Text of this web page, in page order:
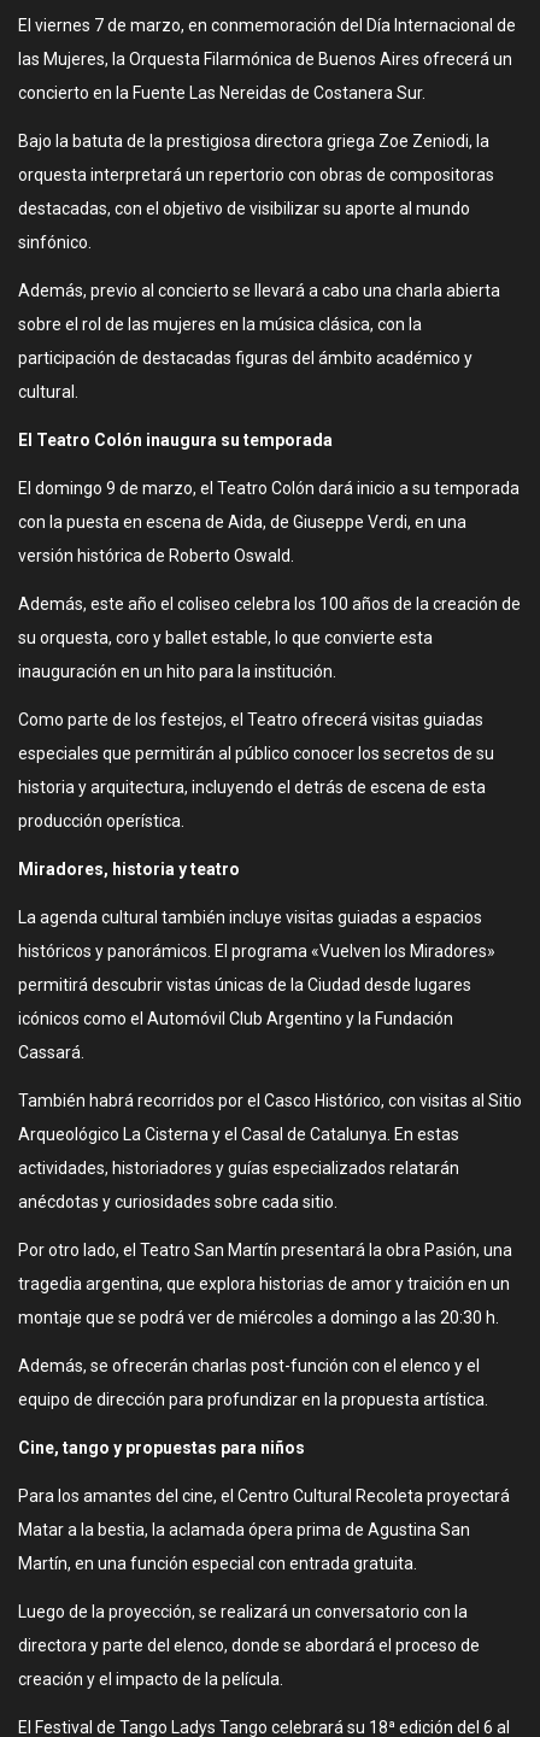
El viernes 7 de marzo, en conmemoración del Día Internacional de
las Mujeres, la Orquesta Filarmónica de Buenos Aires ofrecerá un
concierto en la Fuente Las Nereidas de Costanera Sur.
Bajo la batuta de la prestigiosa directora griega Zoe Zeniodi, la
orquesta interpretará un repertorio con obras de compositoras
destacadas, con el objetivo de visibilizar su aporte al mundo
sinfónico.
Además, previo al concierto se llevará a cabo una charla abierta
sobre el rol de las mujeres en la música clásica, con la
participación de destacadas figuras del ámbito académico y
cultural.
El Teatro Colón inaugura su temporada
El domingo 9 de marzo, el Teatro Colón dará inicio a su temporada
con la puesta en escena de Aida, de Giuseppe Verdi, en una
versión histórica de Roberto Oswald.
Además, este año el coliseo celebra los 100 años de la creación de
su orquesta, coro y ballet estable, lo que convierte esta
inauguración en un hito para la institución.
Como parte de los festejos, el Teatro ofrecerá visitas guiadas
especiales que permitirán al público conocer los secretos de su
historia y arquitectura, incluyendo el detrás de escena de esta
producción operística.
Miradores, historia y teatro
La agenda cultural también incluye visitas guiadas a espacios
históricos y panorámicos. El programa «Vuelven los Miradores»
permitirá descubrir vistas únicas de la Ciudad desde lugares
icónicos como el Automóvil Club Argentino y la Fundación
Cassará.
También habrá recorridos por el Casco Histórico, con visitas al Sitio
Arqueológico La Cisterna y el Casal de Catalunya. En estas
actividades, historiadores y guías especializados relatarán
anécdotas y curiosidades sobre cada sitio.
Por otro lado, el Teatro San Martín presentará la obra Pasión, una
tragedia argentina, que explora historias de amor y traición en un
montaje que se podrá ver de miércoles a domingo a las 20:30 h.
Además, se ofrecerán charlas post-función con el elenco y el
equipo de dirección para profundizar en la propuesta artística.
Cine, tango y propuestas para niños
Para los amantes del cine, el Centro Cultural Recoleta proyectará
Matar a la bestia, la aclamada ópera prima de Agustina San
Martín, en una función especial con entrada gratuita.
Luego de la proyección, se realizará un conversatorio con la
directora y parte del elenco, donde se abordará el proceso de
creación y el impacto de la película.
El Festival de Tango Ladys Tango celebrará su 18ª edición del 6 al